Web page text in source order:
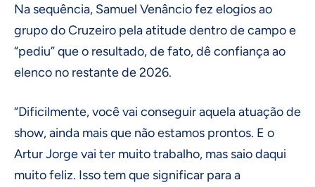
Na sequência, Samuel Venâncio fez elogios ao
grupo do Cruzeiro pela atitude dentro de campo e
“pediu” que o resultado, de fato, dê confiança ao
elenco no restante de 2026.
“Dificilmente, você vai conseguir aquela atuação de
show, ainda mais que não estamos prontos. E o
Artur Jorge vai ter muito trabalho, mas saio daqui
muito feliz. Isso tem que significar para a